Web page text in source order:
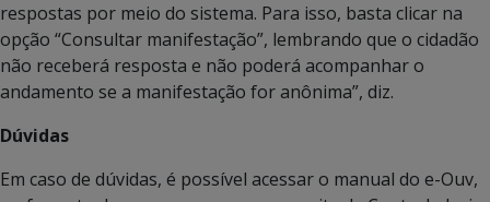
respostas por meio do sistema. Para isso, basta clicar na
opção “Consultar manifestação”, lembrando que o cidadão
não receberá resposta e não poderá acompanhar o
andamento se a manifestação for anônima”, diz.
Dúvidas
Em caso de dúvidas, é possível acessar o manual do e-Ouv,